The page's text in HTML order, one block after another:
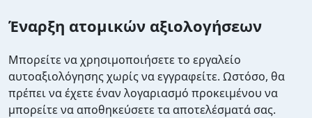
Έναρξη ατομικών αξιολογήσεων
Μπορείτε να χρησιμοποιήσετε το εργαλείο
αυτοαξιολόγησης χωρίς να εγγραφείτε. Ωστόσο, θα
πρέπει να έχετε έναν λογαριασμό προκειμένου να
μπορείτε να αποθηκεύσετε τα αποτελέσματά σας.